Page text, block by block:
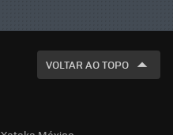
VOLTAR AO TOPO